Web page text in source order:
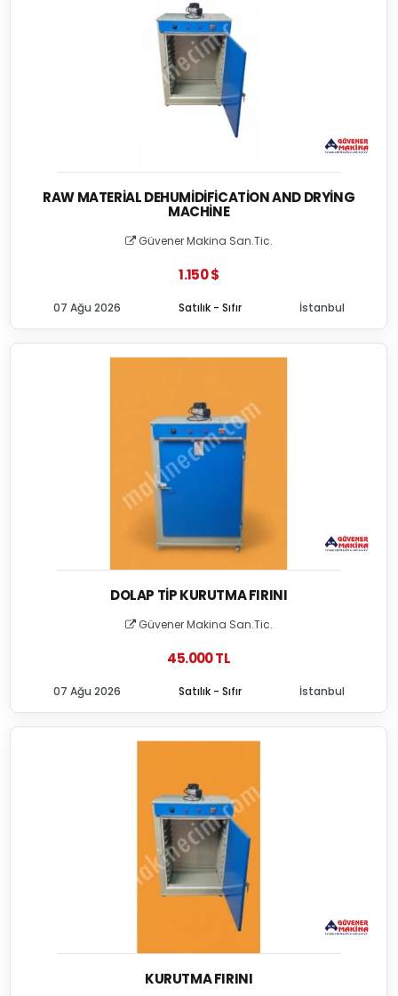
RAW MATERIAL DEHUMIDIFICATION AND DRYING
MACHINE
Güvener Makina San.Tic.
1.150 $
Satılık - Sıfır
07 Ağu 2026 İstanbul
DOLAP TIP KURUTMA FIRINI
Güvener Makina San.Tic.
45.000 TL
Satılık - Sıfır
07 Ağu 2026 İstanbul
KURUTMA FIRINI